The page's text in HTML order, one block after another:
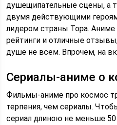
душещипательные сцены, а
двумя действующими
лидером страны Тора. Аниме
рейтинги и отличные
душе не всем. Впрочем, на
Сериалы-аниме о
Фильмы-аниме про космос
терпения, чем сериалы.
сериал длиною не меньше 50